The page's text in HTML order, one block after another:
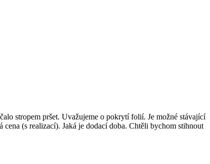
stropem pršet. Uvažujeme o pokrytí folií. Je možné stávající
(s realizací). Jaká je dodací doba. Chtěli bychom stihnout